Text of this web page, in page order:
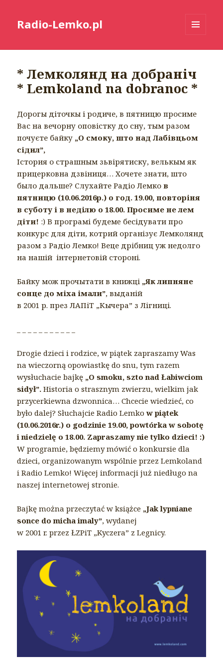
Radio-Lemko.pl
* Лемколянд на добраніч
* Lemkoland na dobranoc *
Дорогы діточкы і родиче, в пятницю просиме
Вас на вечорну оповістку до сну, тым разом
почуєте байку „О смоку, што над Лабівцьом
сідил”,
Істория о страшным зьвірятиску, велькым як
прицерковна дзвіниця… Хочете знати, што
было дальше? Слухайте Радіо Лемков
пятницю (10.06.2016р.) о год. 19.00, повторіня
в суботу і в неділю о 18.00. Просиме не лем
діти! :) В програмі будемe бесідувати про
конкурс для діти, котрий організує Лемколянд
разом з Радіо Лемко! Веце дрібниц уж недолго
на нашій інтернетовій стороні.
Байку мож прочытати в книжці „Як липняне
сонце до міха імали”, выданій
в 2001 р. през ЛАПіТ „Кычера” з Лігниці.
Drogie dzieci i rodzice, w piątek zapraszamy Was
na wieczorną opowiastkę do snu, tym razem
wysłuchacie bajkę „O smoku, szto nad Łabiwciom
sidył”.Historia o strasznym zwierzu, wielkim jak
przycerkiewna dzwonnica… Chcecie wiedzieć, co
było dalej? Słuchajcie Radio Lemkow piątek
(10.06.2016r.) o godzinie 19.00, powtórka w sobotę
i niedzielę o 18.00. Zapraszamy nie tylko dzieci! :)
W programie, będziemy mówić o konkursie dla
dzieci, organizowanym wspólnie przez Lemkoland
i Radio Lemko! Więcej informacji już niedługo na
naszej internetowej stronie.
Bajkę można przeczytać w książce „Jak lypniane
sonce do micha imaly”, wydanej
w 2001 r. przez ŁZPiT „Kyczera” z Legnicy.